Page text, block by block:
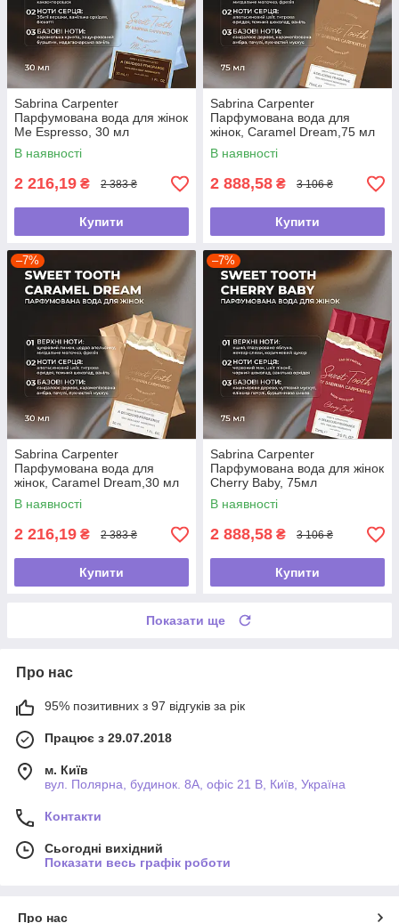
Sabrina Carpenter
Парфумована вода для жінок
Me Espresso, 30 мл
В наявності
2 216,19 ₴ 2 383 ₴
Купити
Sabrina Carpenter
Парфумована вода для
жінок, Caramel Dream,75 мл
В наявності
2 888,58 ₴ 3 106 ₴
Купити
–7%
Sabrina Carpenter
Парфумована вода для
жінок, Caramel Dream,30 мл
В наявності
2 216,19 ₴ 2 383 ₴
Купити
–7%
Sabrina Carpenter
Парфумована вода для жінок
Cherry Baby, 75мл
В наявності
2 888,58 ₴ 3 106 ₴
Купити
Показати ще
Про нас
95% позитивних з 97 відгуків за рік
Працює з 29.07.2018
м. Київ
вул. Полярна, будинок. 8А, офіс 21 В, Київ, Україна
Контакти
Сьогодні вихідний
Показати весь графік роботи
Про нас